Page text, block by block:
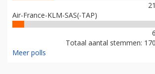
Air-France-KLM-SAS(-TAP)
Totaal aantal stemmen: 170
Meer polls